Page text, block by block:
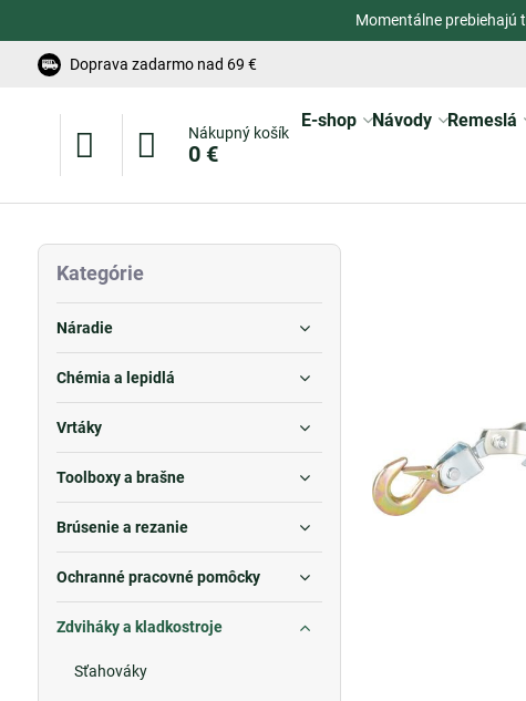
Momentálne prebiehajú
Doprava zadarmo nad 69 €
Nákupný košík
0 €
E-shop Návody Remeslá
Kategórie
Náradie
Chémia a lepidlá
Vrtáky
Toolboxy a brašne
Brúsenie a rezanie
Ochranné pracovné pomôcky
Zdviháky a kladkostroje
Sťahováky